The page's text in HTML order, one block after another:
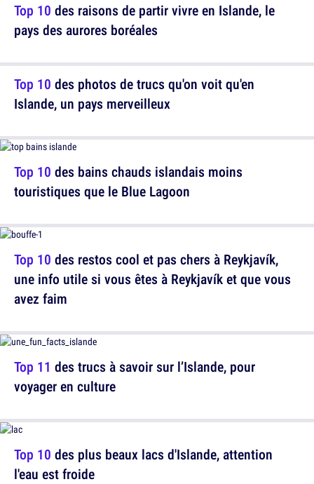
Top 10 des photos de trucs qu'on voit qu'en
Islande, un pays merveilleux
Top 10 des restos cool et pas chers à Reykjavík,
une info utile si vous êtes à Reykjavík et que vous
avez faim
Top 10 des plus beaux lacs d'Islande, attention
l'eau est froide
Top 10 des raisons de partir vivre en Islande, le
pays des aurores boréales
Top 10 des bains chauds islandais moins
touristiques que le Blue Lagoon
Top 11 des trucs à savoir sur l’Islande, pour
voyager en culture